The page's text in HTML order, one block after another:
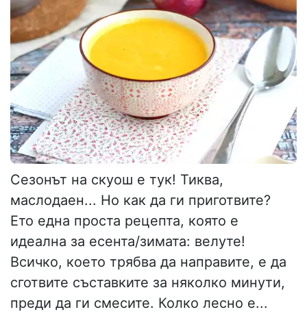
Сезонът на скуош е тук! Тиква,
маслодаен... Но как да ги приготвите?
Ето една проста рецепта, която е
идеална за есента/зимата: велуте!
Всичко, което трябва да направите, е да
сготвите съставките за няколко минути,
преди да ги смесите. Колко лесно е...